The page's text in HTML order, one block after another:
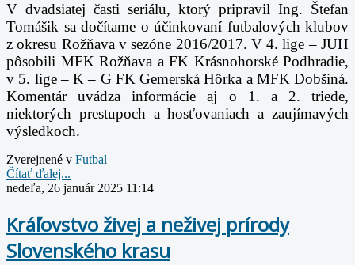
V dvadsiatej časti seriálu, ktorý pripravil Ing. Štefan
Tomášik sa dočítame o účinkovaní futbalových klubov
z okresu Rožňava v sezóne 2016/2017. V 4. lige – JUH
pôsobili MFK Rožňava a FK Krásnohorské Podhradie,
v 5. lige – K – G FK Gemerská Hôrka a MFK Dobšiná.
Komentár uvádza informácie aj o 1. a 2. triede,
niektorých prestupoch a hosťovaniach a zaujímavých
výsledkoch.
Zverejnené v Futbal
Čítať ďalej...
nedeľa, 26 január 2025 11:14
Kráľovstvo živej a neživej prírody
Slovenského krasu